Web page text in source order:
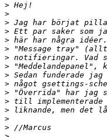
>
>
>
>
>
>
>
>
>
>
>
>
>
>
>